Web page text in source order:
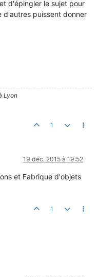
d'épingler le sujet pour
d'autres puissent donner
Lyon
1
19 déc. 2015 à 19:52
et Fabrique d'objets
1